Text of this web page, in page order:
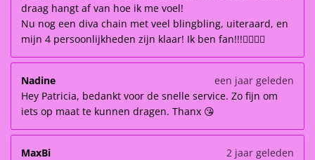
draag hangt af van hoe ik me voel!
Nu nog een diva chain met veel blingbling, uiteraard, en
mijn 4 persoonlijkheden zijn klaar! Ik ben fan!!!👌🏽👌🏽
Nadine
een jaar geleden
Hey Patricia, bedankt voor de snelle service. Zo fijn om
iets op maat te kunnen dragen. Thanx 😘
MaxBi
2 jaar geleden